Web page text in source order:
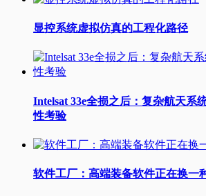
显控系统虚拟仿真的工程化路径
Intelsat 33e全损之后：复杂航天系
性考验
软件工厂：高端装备软件正在换一